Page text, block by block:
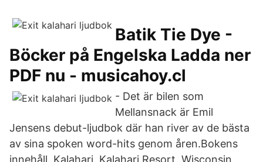
Batik Tie Dye -
Böcker på Engelska Ladda ner
PDF nu - musicahoy.cl
- Det är bilen som
Mellansnack är Emil
Jensens debut-ljudbok där han river av de bästa
av sina spoken word-hits genom åren.Bokens
innehåll Kalahari, Kalahari Resort, Wisconsin